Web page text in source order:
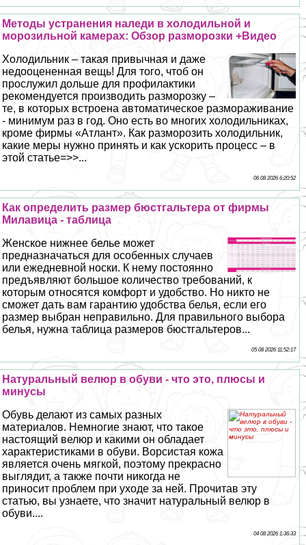
Методы устранения наледи в холодильной и
морозильной камерах: Обзор разморозки +Видео
Холодильник – такая привычная и даже
недооцененная вещь! Для того, чтоб он
прослужил дольше для профилактики
рекомендуется производить разморозку –
те, в которых встроена автоматическое размораживание
- минимум раз в год. Оно есть во многих холодильниках,
кроме фирмы «Атлант». Как разморозить холодильник,
какие меры нужно принять и как ускорить процесс – в
этой статье=>>...
06 08 2026 6:20:52
Как определить размер бюcтгальтера от фирмы
Милавица - таблица
Женское нижнее белье может
предназначаться для особенных случаев
или ежедневной носки. К нему постоянно
предъявляют большое количество требований, к
которым относятся комфорт и удобство. Но никто не
сможет дать вам гарантию удобства белья, если его
размер выбран неправильно. Для правильного выбора
белья, нужна таблица размеров бюcтгальтеров...
05 08 2026 11:52:17
Натуральный велюр в обуви - что это, плюсы и
минусы
Обувь делают из самых разных
материалов. Немногие знают, что такое
настоящий велюр и какими он обладает
хаpaктеристиками в обуви. Ворсистая кожа
является очень мягкой, поэтому прекрасно
выглядит, а также почти никогда не
приносит проблем при уходе за ней. Прочитав эту
статью, вы узнаете, что значит натуральный велюр в
обуви....
04 08 2026 1:36:33